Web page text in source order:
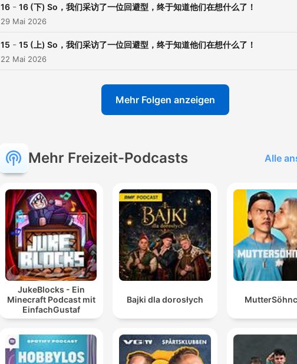
16 - 16 (下) So，我们采访了一位回避型，终于知道他们在想什么了！
29 Mai 2026
15 - 15 (上) So，我们采访了一位回避型，终于知道他们在想什么了！
22 Mai 2026
Mehr Folgen anzeigen
Mehr Freizeit-Podcasts Alle
JukeBlocks - Ein
Minecraft Podcast mit
EinfachGustaf
Bajki dla dorosłych